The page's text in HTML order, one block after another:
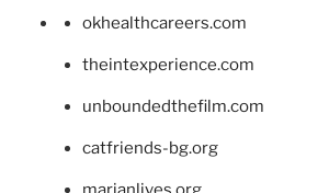
okhealthcareers.com
theintexperience.com
unboundedthefilm.com
catfriends-bg.org